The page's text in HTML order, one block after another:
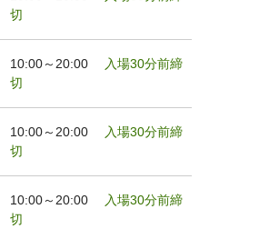
切
10:00～20:00 入場30分前締
切
10:00～20:00 入場30分前締
切
10:00～20:00 入場30分前締
切